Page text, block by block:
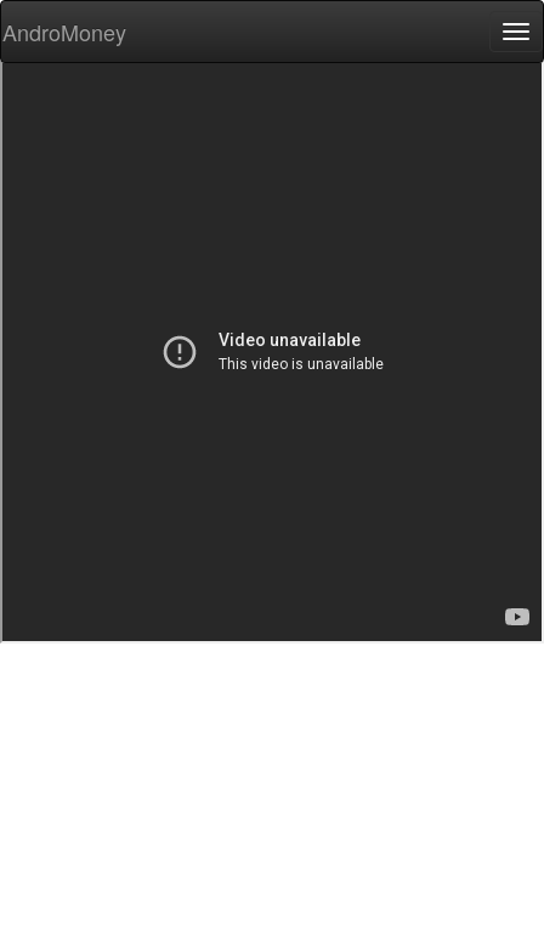
AndroMoney